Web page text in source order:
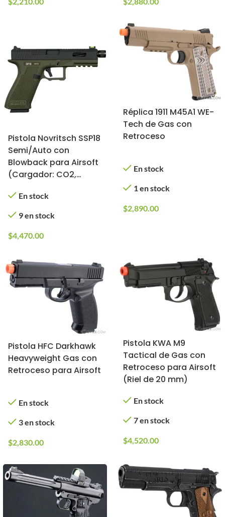
Pistola Novritsch SSP18
Semi/Auto con
Blowback para Airsoft
(Cargador: CO2,
En stock
9 en stock
$4,470.00
Réplica 1911 M45A1 WE-
Tech de Gas con
Retroceso
En stock
1 en stock
$2,890.00
Pistola HFC Darkhawk
Heavyweight Gas con
Retroceso para Airsoft
En stock
3 en stock
$2,830.00
Pistola KWA M9
Tactical de Gas con
Retroceso para Airsoft
(Riel de 20 mm)
En stock
7 en stock
$4,520.00